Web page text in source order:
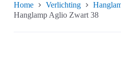
Home Verlichting
Hanglamp Aglio Zwart 38